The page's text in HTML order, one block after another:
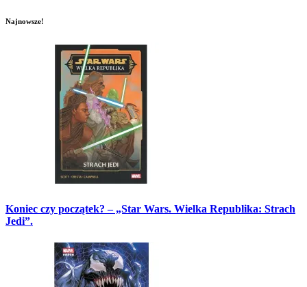
Najnowsze!
Koniec czy początek? – „Star Wars. Wielka Republika: Strach
Jedi”.